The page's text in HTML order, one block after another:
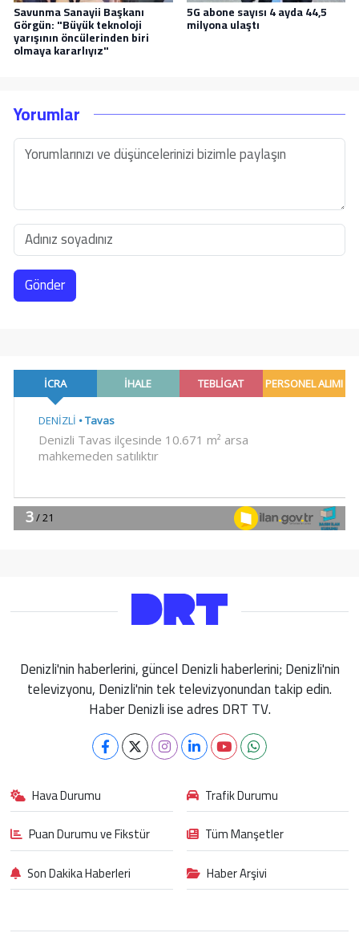
Savunma Sanayii Başkanı
Görgün: "Büyük teknoloji
yarışının öncülerinden biri
olmaya kararlıyız"
5G abone sayısı 4 ayda 44,5
milyona ulaştı
Yorumlar
Gönder
Denizli'nin haberlerini, güncel Denizli haberlerini; Denizli'nin
televizyonu, Denizli'nin tek televizyonundan takip edin.
Haber Denizli ise adres DRT TV.
Hava Durumu
Trafik Durumu
Puan Durumu ve Fikstür
Tüm Manşetler
Son Dakika Haberleri
Haber Arşivi